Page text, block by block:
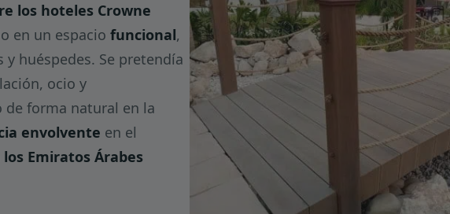
los hoteles Crowne
en un espacio funcional,
y huéspedes. Se pretendía
ocio y
de forma natural en la
envolvente en el
Emiratos Árabes